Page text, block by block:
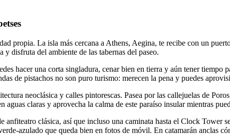
propia. La isla más cercana a Athens, Aegina, te recibe con un
disfruta del ambiente de las tabernas del paseo.
hacer una corta singladura, cenar bien en tierra y aún tener
de pistachos no son puro turismo: merecen la pena y puedes
neoclásica y calles pintorescas. Pasea por las callejuelas de
aguas claras y aprovecha la calma de este paraíso insular mientras
anfiteatro clásica, así que incluso una caminata hasta el Clock Tower
azulado que queda bien en fotos de móvil. En catamarán anclas